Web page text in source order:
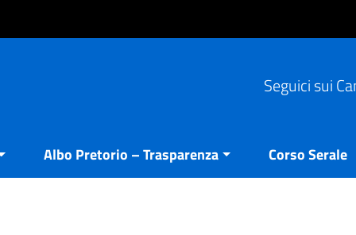
Seguici sui
Albo Pretorio – Trasparenza Corso Serale